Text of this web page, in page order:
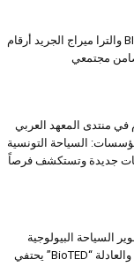
تأمينات BIAT والترا ميراج الجريد أرقام
مجتمعي
في منتدى المعهد العربي
السياحة التونسية
جديدة وتستكشف فرصاً
السياحة البيولوجية
المستدامة والعادلة “BioTED” يحتفي